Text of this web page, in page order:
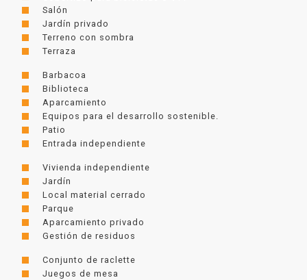
Salón
Jardín privado
Terreno con sombra
Terraza
Barbacoa
Biblioteca
Aparcamiento
Equipos para el desarrollo sostenible.
Patio
Entrada independiente
Vivienda independiente
Jardín
Local material cerrado
Parque
Aparcamiento privado
Gestión de residuos
Conjunto de raclette
Juegos de mesa